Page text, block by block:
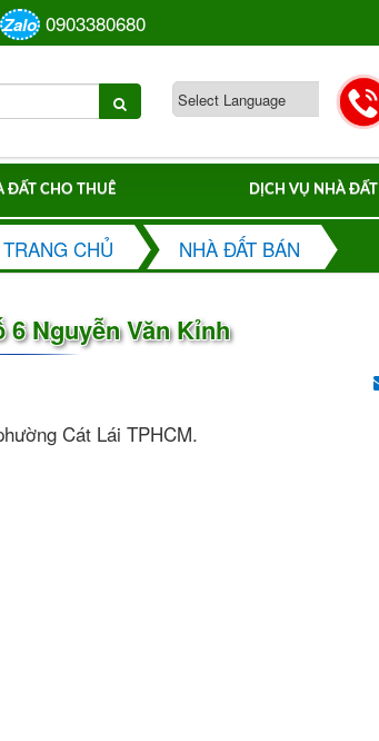
Zalo 0903380680
ĐẤT CHO THUÊ DỊCH VỤ NHÀ ĐẤT
TRANG CHỦ NHÀ ĐẤT BÁN
Nguyễn Văn Kỉnh
Cát Lái TPHCM.